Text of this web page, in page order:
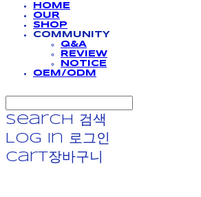
HOME
OUR
SHOP
COMMUNITY
Q&A
REVIEW
NOTICE
OEM/ODM
Search
검색
Log In
로그인
Cart장바구니